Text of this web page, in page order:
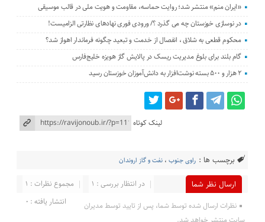
«ایران منم» منتشر شد؛ روایت حماسه، مقاومت و هویت ملی در قالب موسیقی
در نوسازی خوزستان چه می گذرد ؟/ ورودی فوری نهادهای نظارتی الزامیست!
محکوم قطعی به شلاق ، انفصال از خدمت و تبعید چگونه فرماندار اهواز شد؟
گام بلند برای بلوغ مدیریت ریسک در پالایش گاز هویزه خلیج‌فارس
۲ هزار و ۵۰۰ بسته نوشت‌افزار به دانش‌آموزان خوزستان رسید
لینک کوتاه
برچسب ها : راوی جنوب ،نفت و گاز اروندان
ارسال نظر شما مجموع نظرات : 1
در انتظار بررسی : 1
انتشار یافته : 0
نظرات ارسال شده توسط شما، پس از تایید توسط مدیران